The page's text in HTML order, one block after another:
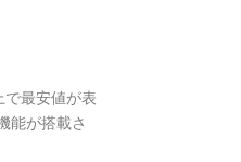
最安値が表
能が搭載さ